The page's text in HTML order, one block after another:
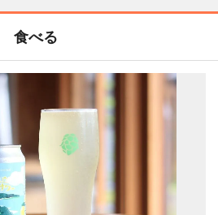
食べる